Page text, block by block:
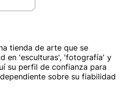
tienda de arte que se
en 'esculturas', 'fotografía' y
su perfil de confianza para
sobre su fiabilidad